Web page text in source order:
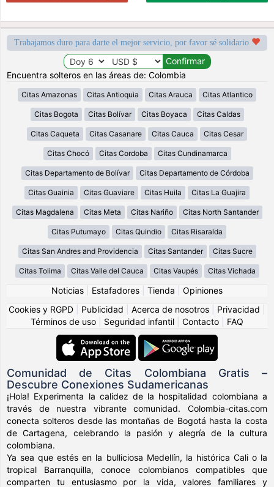
Trabajamos duro para darte el mejor servicio, por favor sé solidario
Encuentra solteros en las áreas de: Colombia
Citas Amazonas Citas Antioquia Citas Arauca Citas Atlantico
Citas Bogota Citas Bolívar Citas Boyaca Citas Caldas
Citas Caqueta Citas Casanare Citas Cauca Citas Cesar
Citas Chocó Citas Cordoba Citas Cundinamarca
Citas Departamento de Bolívar Citas Departamento de Córdoba
Citas Guainia Citas Guaviare Citas Huila Citas La Guajira
Citas Magdalena Citas Meta Citas Nariño Citas North Santander
Citas Putumayo Citas Quindio Citas Risaralda
Citas San Andres and Providencia Citas Santander Citas Sucre
Citas Tolima Citas Valle del Cauca Citas Vaupés Citas Vichada
Noticias Estafadores Tienda
Opiniones
Cookies y RGPD
Publicidad Acerca de nosotros Privacidad
Términos de uso
Seguridad infantil Contacto FAQ
Comunidad de Citas Colombiana Gratis –
Descubre Conexiones Sudamericanas
¡Hola! Experimenta la calidez de la hospitalidad colombiana a
través de nuestra vibrante comunidad. Colombia-citas.com
conecta solteros desde las montañas de Bogotá hasta la costa
de Cartagena, celebrando la pasión y alegría de la cultura
colombiana.
Ya sea que estés en la bulliciosa Medellín, la histórica Cali o la
tropical Barranquilla, conoce colombianos compatibles que
comparten tu entusiasmo por la vida, valores familiares y